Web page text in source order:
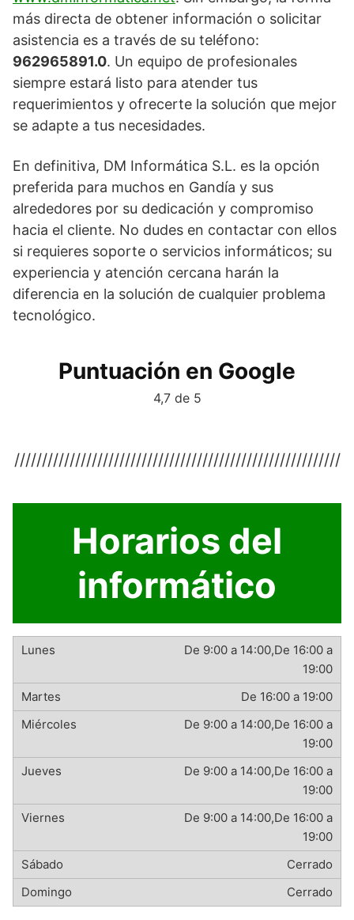
más directa de obtener información o solicitar
asistencia es a través de su teléfono:
962965891.0. Un equipo de profesionales
siempre estará listo para atender tus
requerimientos y ofrecerte la solución que mejor
se adapte a tus necesidades.
En definitiva, DM Informática S.L. es la opción
preferida para muchos en Gandía y sus
alrededores por su dedicación y compromiso
hacia el cliente. No dudes en contactar con ellos
si requieres soporte o servicios informáticos; su
experiencia y atención cercana harán la
diferencia en la solución de cualquier problema
tecnológico.
Puntuación en Google
4,7 de 5
///////////////////////////////////////////////////////////
Horarios del
informático
De 9:00 a 14:00,De 16:00 a
19:00
De 16:00 a 19:00
De 9:00 a 14:00,De 16:00 a
19:00
De 9:00 a 14:00,De 16:00 a
19:00
De 9:00 a 14:00,De 16:00 a
19:00
Cerrado
Cerrado